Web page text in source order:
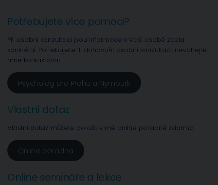
Potřebujete více pomoci?
Při osobní konzultaci jsou informace k Vaší osobě zcela
konkrétní. Potřebujete-li dohovořit osobní konzultaci, neváhejte
mne kontaktovat.
Psycholog pro Prahu a Nymburk
Vlastní dotaz
Vlastní dotaz můžete položit v mé online poradně zdarma.
Online poradna
Online semináře a lekce